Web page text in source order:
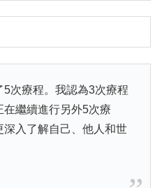
次療程。我認為3次療程
繼續進行另外5次療
入了解自己、他人和世